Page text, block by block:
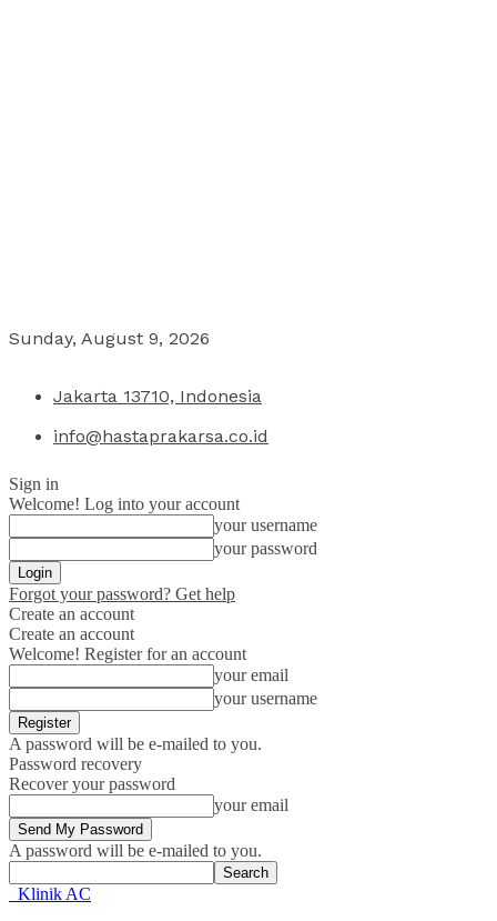
Sunday, August 9, 2026
Jakarta 13710, Indonesia
info@hastaprakarsa.co.id
Sign in
Welcome! Log into your account
your username
your password
Forgot your password? Get help
Create an account
Create an account
Welcome! Register for an account
your email
your username
A password will be e-mailed to you.
Password recovery
Recover your password
your email
A password will be e-mailed to you.
Klinik AC